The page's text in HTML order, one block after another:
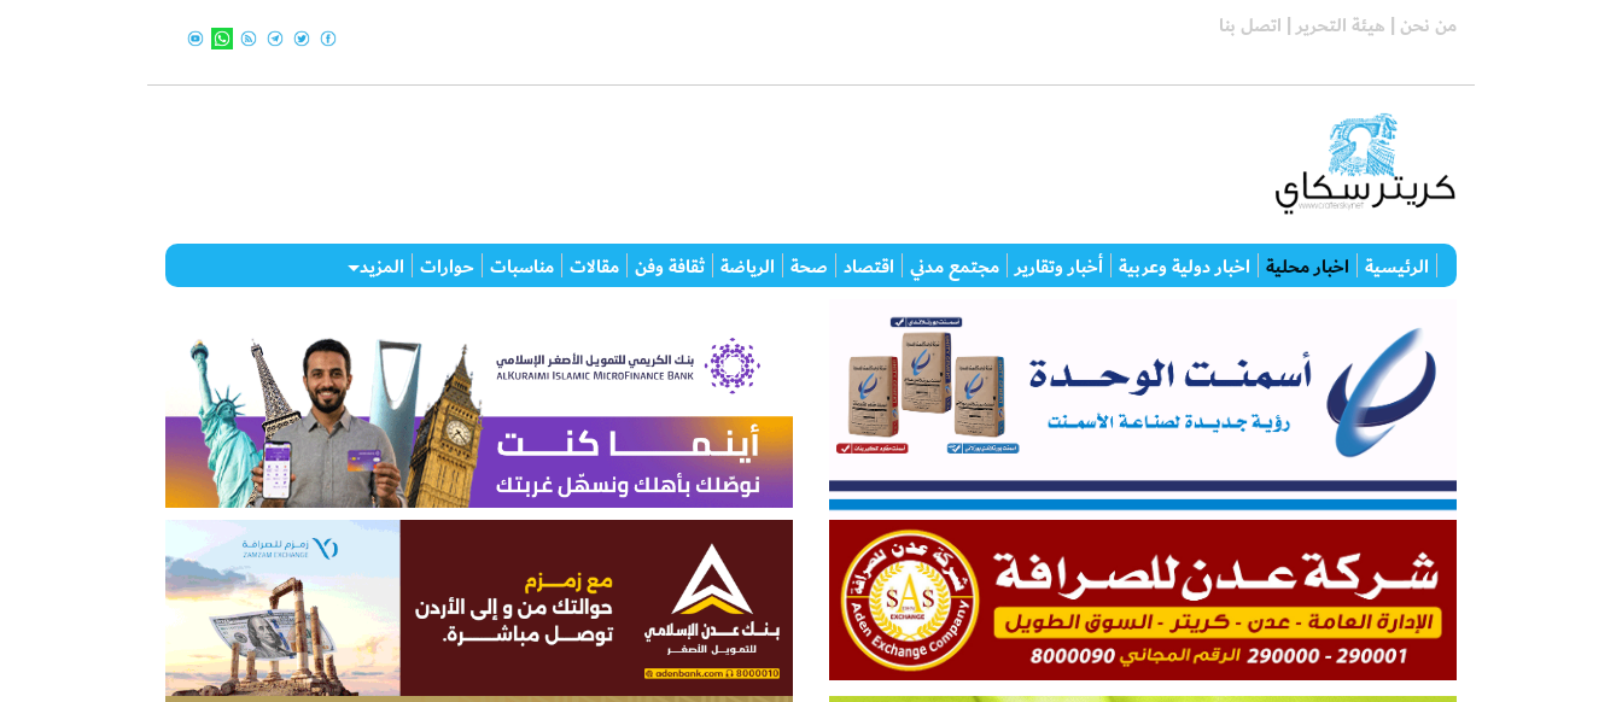
من نحن | هيئة التحرير | اتصل بنا
الرئيسية اخبار محلية اخبار دولية وعربية أخبار وتقارير مجتمع مدني اقتصاد صحة الرياضة ثقافة وفن مقالات مناسبات حوارات المزيد